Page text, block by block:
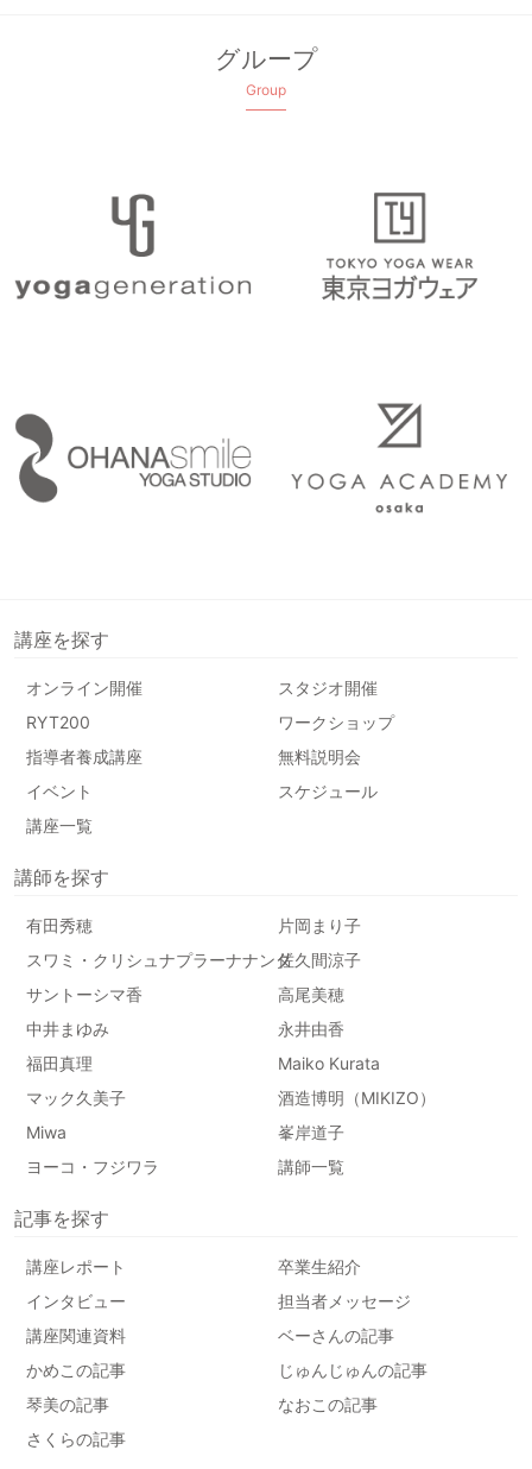
グループ
Group
講座を探す
オンライン開催
スタジオ開催
RYT200
ワークショップ
指導者養成講座
無料説明会
イベント
スケジュール
講座一覧
講師を探す
有田秀穂
片岡まり子
スワミ・クリシュナプラーナナンダ佐久間涼子
サントーシマ香
高尾美穂
中井まゆみ
永井由香
福田真理
Maiko Kurata
マック久美子
酒造博明（MIKIZO）
Miwa
峯岸道子
ヨーコ・フジワラ
講師一覧
記事を探す
講座レポート
卒業生紹介
インタビュー
担当者メッセージ
講座関連資料
ベーさんの記事
かめこの記事
じゅんじゅんの記事
琴美の記事
なおこの記事
さくらの記事